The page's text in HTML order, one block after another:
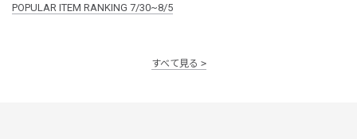
POPULAR ITEM RANKING 7/30~8/5
すべて見る